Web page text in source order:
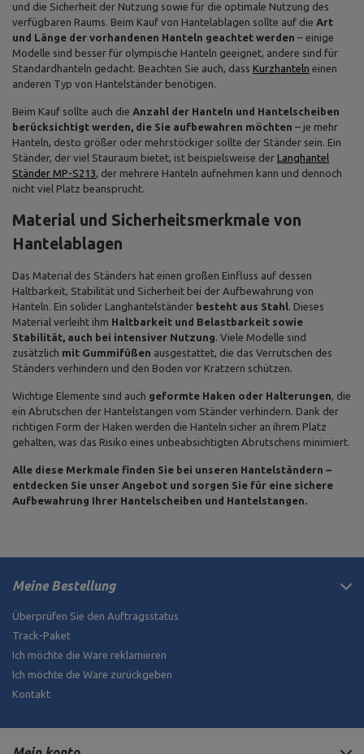
und die Sicherheit der Nutzung sowie für die optimale Nutzung des
verfügbaren Raums. Beim Kauf von Hantelablagen sollte auf die Art
und Länge der vorhandenen Hanteln geachtet werden – einige
Modelle sind besser für olympische Hanteln geeignet, andere sind für
Standardhanteln gedacht. Beachten Sie auch, dass Kurzhanteln einen
anderen Typ von Hantelständer benötigen.
Beim Kauf sollte auch die Anzahl der Hanteln und Hantelscheiben
berücksichtigt werden, die Sie aufbewahren möchten – je mehr
Hanteln, desto größer oder mehrstöckiger sollte der Ständer sein. Ein
Ständer, der viel Stauraum bietet, ist beispielsweise der Langhantel
Ständer MP-S213, der mehrere Hanteln aufnehmen kann und dennoch
nicht viel Platz beansprucht.
Material und Sicherheitsmerkmale von
Hantelablagen
Das Material des Ständers hat einen großen Einfluss auf dessen
Haltbarkeit, Stabilität und Sicherheit bei der Aufbewahrung von
Hanteln. Ein solider Langhantelständer besteht aus Stahl. Dieses
Material verleiht ihm Haltbarkeit und Belastbarkeit sowie
Stabilität, auch bei intensiver Nutzung. Viele Modelle sind
zusätzlich mit Gummifüßen ausgestattet, die das Verrutschen des
Ständers verhindern und den Boden vor Kratzern schützen.
Wichtige Elemente sind auch geformte Haken oder Halterungen, die
ein Abrutschen der Hantelstangen vom Ständer verhindern. Dank der
richtigen Form der Haken werden die Hanteln sicher an ihrem Platz
gehalten, was das Risiko eines unbeabsichtigten Abrutschens minimiert.
Alle diese Merkmale finden Sie bei unseren Hantelständern –
entdecken Sie unser Angebot und sorgen Sie für eine sichere
Aufbewahrung Ihrer Hantelscheiben und Hantelstangen.
Meine Bestellung
Überprüfen Sie den Auftragsstatus
Track-Paket
Ich möchte die Ware reklamieren
Ich möchte die Ware zurückgeben
Kontakt